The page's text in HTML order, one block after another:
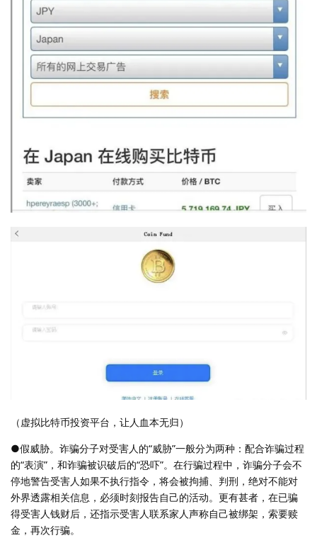
（虚拟比特币投资平台，让人血本无归）
●假威胁。诈骗分子对受害人的“威胁”一般分为两种：配合诈骗过程
的“表演”，和诈骗被识破后的“恐吓”。在行骗过程中，诈骗分子会不
停地警告受害人如果不执行指令，将会被拘捕、判刑，绝对不能对
外界透露相关信息，必须时刻报告自己的活动。更有甚者，在已骗
得受害人钱财后，还指示受害人联系家人声称自己被绑架，索要赎
金，再次行骗。